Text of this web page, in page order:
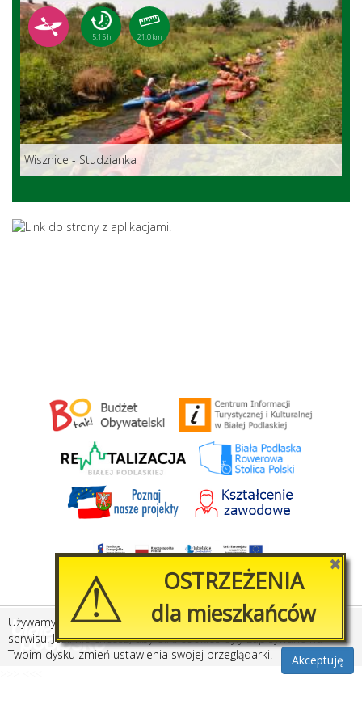
5:15 h 21.0 km
Wisznice - Studzianka
Created byAmistad.pl
Używamy plików cookies, by ułatwić korzystanie z naszego
serwisu. Jeśli nie chcesz, aby pliki cookies były zapisywane na
Twoim dysku zmień ustawienia swojej przeglądarki.
Akceptuję
✖
⚠
OSTRZEŻENIA
dla mieszkańców